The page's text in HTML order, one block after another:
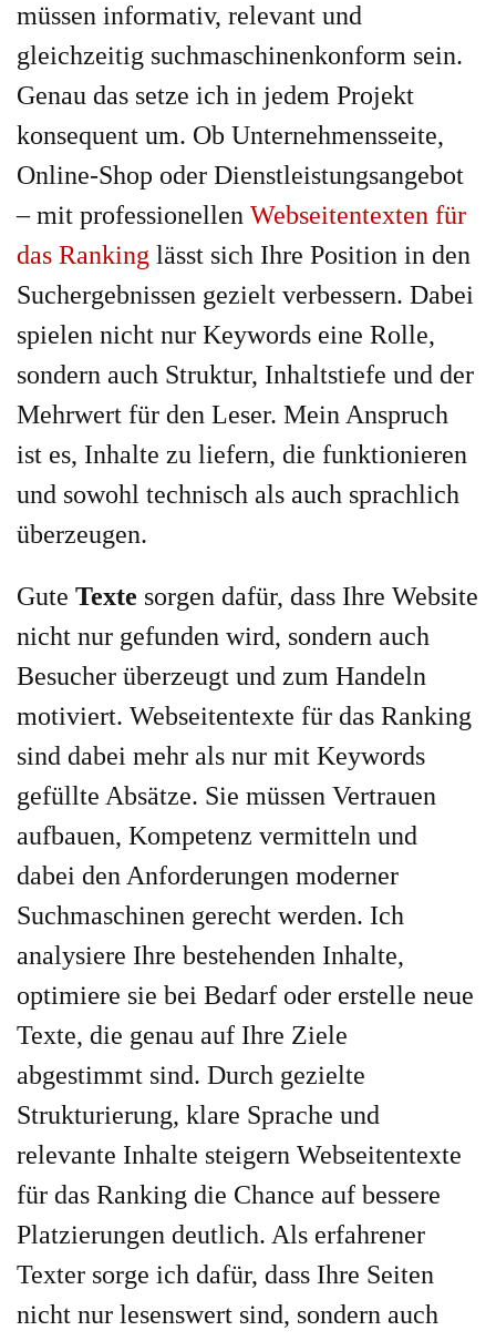
müssen informativ, relevant und
gleichzeitig suchmaschinenkonform sein.
Genau das setze ich in jedem Projekt
konsequent um. Ob Unternehmensseite,
Online-Shop oder Dienstleistungsangebot
– mit professionellen Webseitentexten für
das Ranking lässt sich Ihre Position in den
Suchergebnissen gezielt verbessern. Dabei
spielen nicht nur Keywords eine Rolle,
sondern auch Struktur, Inhaltstiefe und der
Mehrwert für den Leser. Mein Anspruch
ist es, Inhalte zu liefern, die funktionieren
und sowohl technisch als auch sprachlich
überzeugen.
Gute Texte sorgen dafür, dass Ihre Website
nicht nur gefunden wird, sondern auch
Besucher überzeugt und zum Handeln
motiviert. Webseitentexte für das Ranking
sind dabei mehr als nur mit Keywords
gefüllte Absätze. Sie müssen Vertrauen
aufbauen, Kompetenz vermitteln und
dabei den Anforderungen moderner
Suchmaschinen gerecht werden. Ich
analysiere Ihre bestehenden Inhalte,
optimiere sie bei Bedarf oder erstelle neue
Texte, die genau auf Ihre Ziele
abgestimmt sind. Durch gezielte
Strukturierung, klare Sprache und
relevante Inhalte steigern Webseitentexte
für das Ranking die Chance auf bessere
Platzierungen deutlich. Als erfahrener
Texter sorge ich dafür, dass Ihre Seiten
nicht nur lesenswert sind, sondern auch